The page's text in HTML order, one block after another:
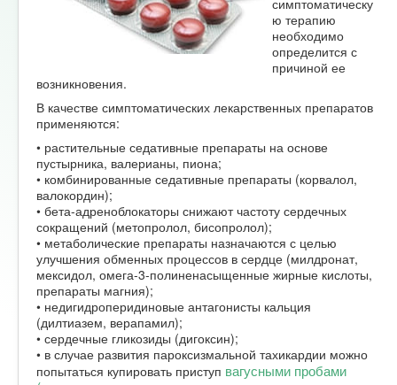
ю терапию
необходимо
определится с
причиной ее
возникновения.
В качестве симптоматических лекарственных препаратов
применяются:
• растительные седативные препараты на основе
пустырника, валерианы, пиона;
• комбинированные седативные препараты (корвалол,
валокордин);
• бета-адреноблокаторы снижают частоту сердечных
сокращений (метопролол, бисопролол);
• метаболические препараты назначаются с целью
улучшения обменных процессов в сердце (милдронат,
мексидол, омега-3-полиненасыщенные жирные кислоты,
препараты магния);
• недигидроперидиновые антагонисты кальция
(дилтиазем, верапамил);
• сердечные гликозиды (дигоксин);
• в случае развития пароксизмальной тахикардии можно
попытаться купировать приступ вагусными пробами